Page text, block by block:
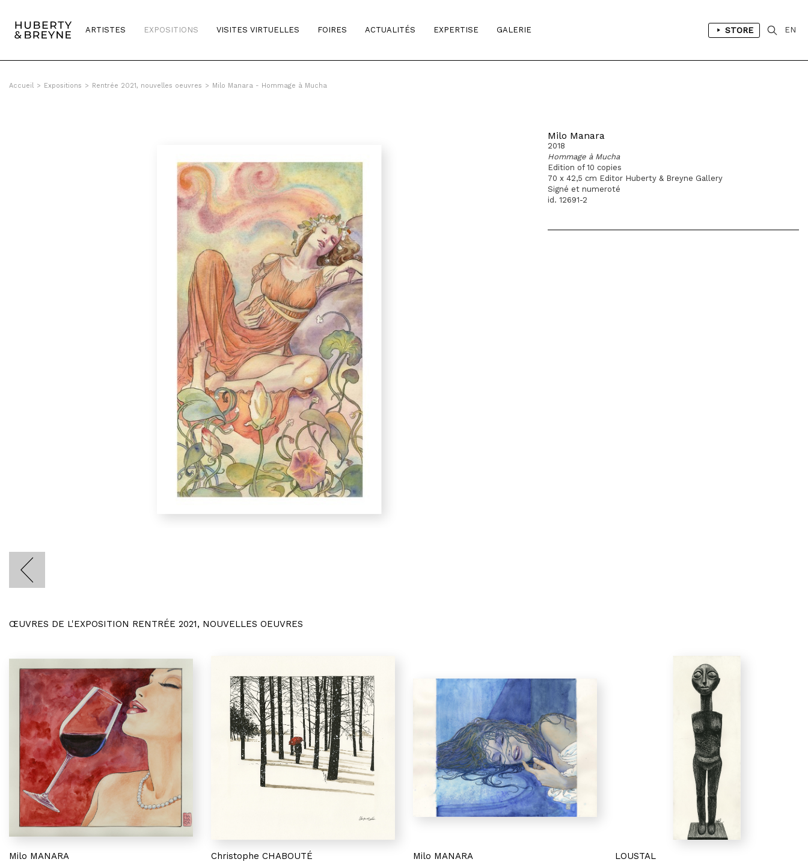
ARTISTES EXPOSITIONS VISITES VIRTUELLES FOIRES ACTUALITÉS EXPERTISE GALERIE STORE EN
Accueil > Expositions > Rentrée 2021, nouvelles oeuvres > Milo Manara - Hommage à Mucha
Milo Manara
2018
Hommage à Mucha
Edition of 10 copies
70 x 42,5 cm Editor Huberty & Breyne Gallery
Signé et numeroté
id. 12691-2
ŒUVRES DE L'EXPOSITION RENTRÉE 2021, NOUVELLES OEUVRES
Milo MANARA Christophe CHABOUTÉ Milo MANARA LOUSTAL